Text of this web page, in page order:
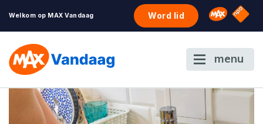
Welkom op MAX Vandaag Word lid Omroep
NPO
menu